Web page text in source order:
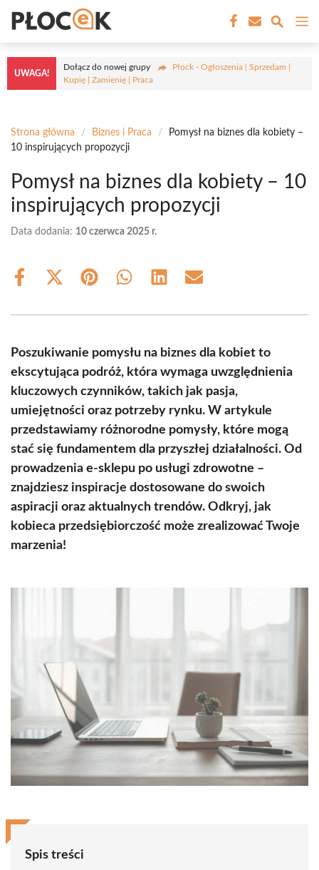
treści
UWAGA!
Dołącz do nowej grupy
Płock - Ogłoszenia | Sprzedam |
Kupię | Zamienię | Praca
Strona główna / Biznes i Praca /
Pomysł na biznes dla kobiety –
10 inspirujących propozycji
Pomysł na biznes dla kobiety – 10
inspirujących propozycji
Data dodania: 10 czerwca 2025 r.
Share
Share
(Twitter)
Share Share Share Share
Poszukiwanie pomysłu na biznes dla kobiet to
ekscytująca podróż, która wymaga uwzględnienia
kluczowych czynników, takich jak pasja,
umiejętności oraz potrzeby rynku. W artykule
przedstawiamy różnorodne pomysły, które mogą
stać się fundamentem dla przyszłej działalności. Od
prowadzenia e-sklepu po usługi zdrowotne –
znajdziesz inspiracje dostosowane do swoich
aspiracji oraz aktualnych trendów. Odkryj, jak
kobieca przedsiębiorczość może zrealizować Twoje
marzenia!
Spis treści